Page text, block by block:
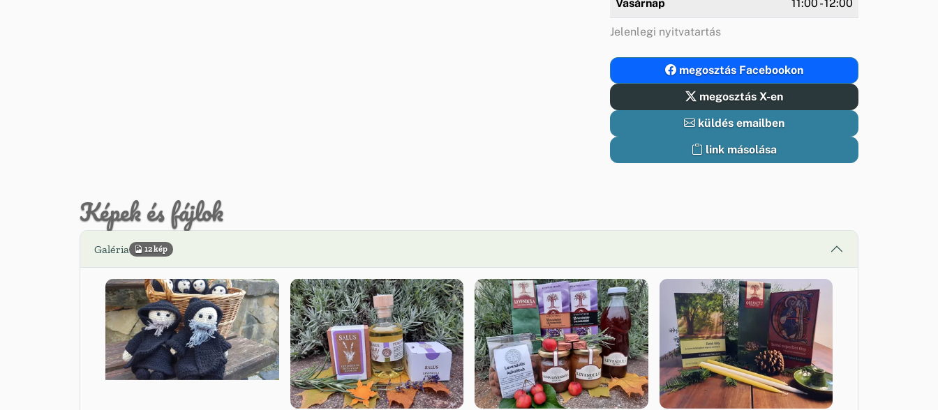
Vasárnap 11:00 - 12:00
Jelenlegi nyitvatartás
megosztás Facebookon
megosztás X-en
küldés emailben
link másolása
Képek és fájlok
Galéria 12 kép